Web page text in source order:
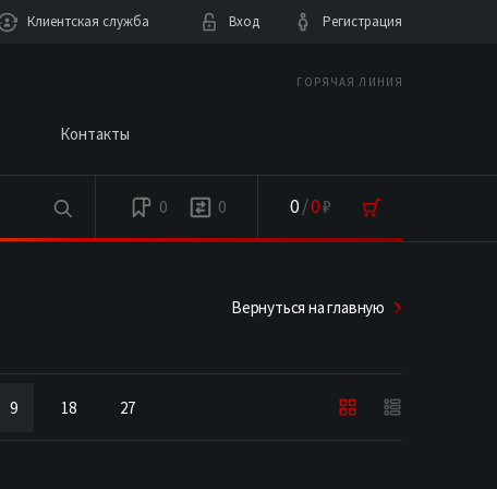
Клиентская служба Вход Регистрация
Контакты
ГОРЯЧАЯ ЛИНИЯ
0 0 0/0₽
Вернуться на главную
9 18 27